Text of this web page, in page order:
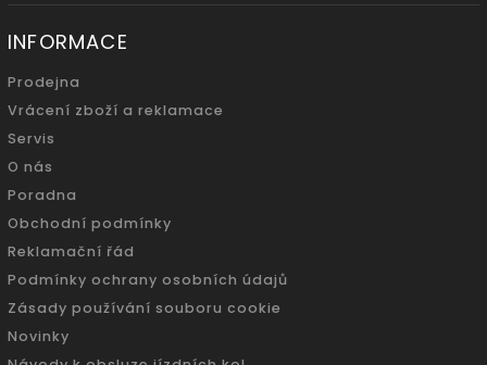
INFORMACE
Prodejna
Vrácení zboží a reklamace
Servis
O nás
Poradna
Obchodní podmínky
Reklamační řád
Podmínky ochrany osobních údajů
Zásady používání souboru cookie
Novinky